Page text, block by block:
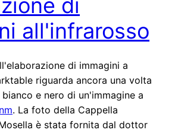
di
all'infrarosso
di immagini a
riguarda ancora una volta
e nero di un'immagine a
. La foto della Cappella
è stata fornita dal dottor